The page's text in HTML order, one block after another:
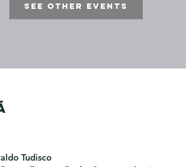
See other events
Tudisco